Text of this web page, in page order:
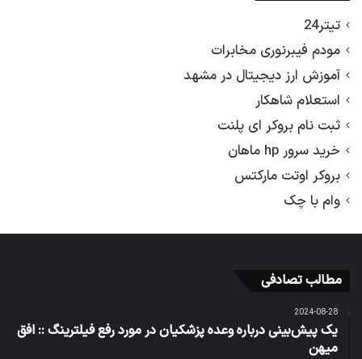
تیتر24
مودم فیبرنوری مخابرات
آموزش ارز دیجیتال در مشهد
استعلام شاهکار
ثبت نام بروکر ای پلنت
خرید سرور hp ماهان
بروکر اوتت مارکتس
وام با چک
مطالب تصادفی
2024-08-28
یک پیش‌بینی درباره وعده پزشکیان در مورد رفع فیلترینگ :: افق
میهن